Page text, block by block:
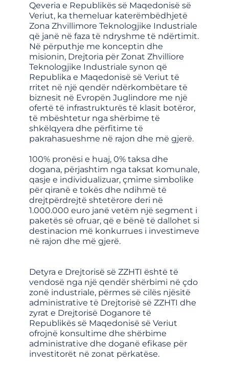
Qeveria e Republikës së Maqedonisë së
Veriut, ka themeluar katerëmbëdhjetë
Zona Zhvillimore Teknologjike Industriale
që janë në faza të ndryshme të ndërtimit.
Në përputhje me konceptin dhe
misionin, Drejtoria për Zonat Zhvilliore
Teknologjike Industriale synon që
Republika e Maqedonisë së Veriut të
rritet në një qendër ndërkombëtare të
biznesit në Evropën Juglindore me një
ofertë të infrastrukturës të klasit botëror,
të mbështetur nga shërbime të
shkëlqyera dhe përfitime të
pakrahasueshme në rajon dhe më gjerë.
100% pronësi e huaj, 0% taksa dhe
dogana, përjashtim nga taksat komunale,
qasje e individualizuar, çmime simbolike
për qiranë e tokës dhe ndihmë të
drejtpërdrejtë shtetërore deri në
1.000.000 euro janë vetëm një segment i
paketës së ofruar, që e bënë të dallohet si
destinacion më konkurrues i investimeve
në rajon dhe më gjerë.
Detyra e Drejtorisë së ZZHTI është të
vendosë nga një qendër shërbimi në çdo
zonë industriale, përmes së cilës njësitë
administrative të Drejtorisë së ZZHTI dhe
zyrat e Drejtorisë Doganore të
Republikës së Maqedonisë së Veriut
ofrojnë konsultime dhe shërbime
administrative dhe doganë efikase për
investitorët në zonat përkatëse.